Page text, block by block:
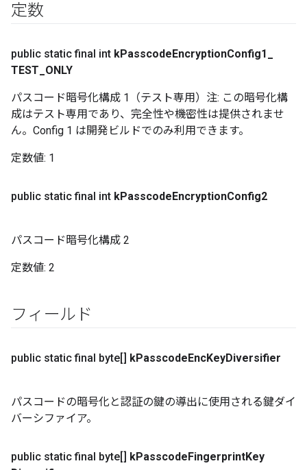
定数
public static final int kPasscodeEncryptionConfig1
TEST ONLY
パスコード暗号化構成 1（テスト専用）注: この暗号化構
成はテスト専用であり、完全性や機密性は提供されませ
ん。Config 1 は開発ビルドでのみ利用できます。
定数値: 1
public static final int kPasscodeEncryptionConfig2
パスコード暗号化構成 2
定数値: 2
フィールド
public static final byte[] kPasscodeEncKeyDiversifier
パスコードの暗号化と認証の鍵の導出に使用される鍵ダイ
バーシファイア。
public static final byte[] kPasscodeFingerprintKey